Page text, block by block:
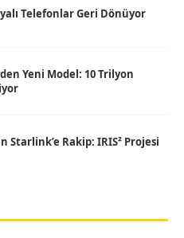
Telefonlar Geri Dönüyor
Yeni Model: 10 Trilyon
Starlink’e Rakip: IRIS² Projesi